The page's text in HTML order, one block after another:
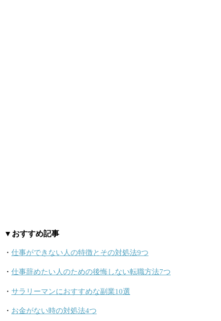
▼おすすめ記事
・ 仕事ができない人の特徴とその対処法9つ
・ 仕事辞めたい人のための後悔しない転職方法7つ
・ サラリーマンにおすすめな副業10選
・ お金がない時の対処法4つ